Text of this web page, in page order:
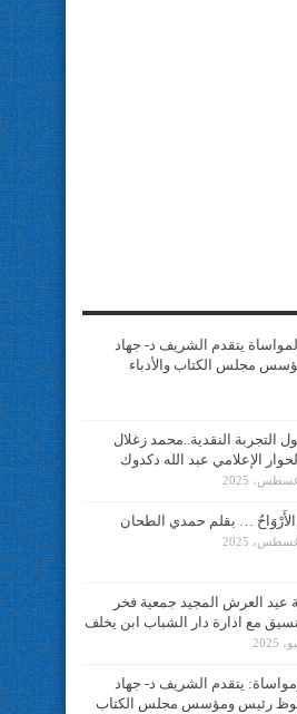
يتقدم الشريف د- جهاد
مجلس الكتاب والأدباء
التجربة النقدية..محمد زغلال
الإعلامي عبد الله دكدوك
… بقلم حمدي الطحان
عيد العرش المجيد جمعية فخر
مع ادارة دار الشباب ابن يخلف
يتقدم الشريف د- جهاد
رئيس ومؤسس مجلس الكتاب